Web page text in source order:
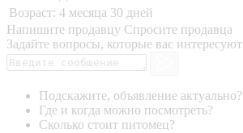
Возраст: 4 месяца 30 дней
Напишите продавцу Спросите продавца
Задайте вопросы, которые вас интересуют
Подскажите, объявление актуально?
Где и когда можно посмотреть?
Сколько стоит питомец?